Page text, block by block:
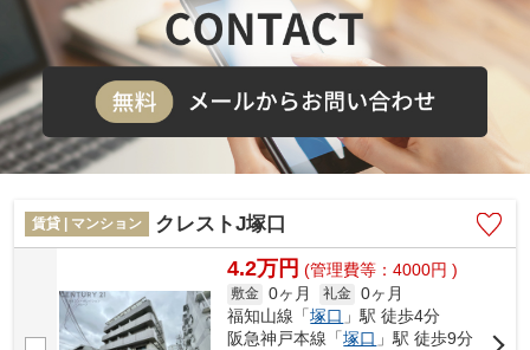
賃貸 | マンション クレストJ塚口
4.2万円 (管理費等：4000円 )
敷金 0ヶ月 礼金 0ヶ月
福知山線「塚口 」駅 徒歩4分
阪急神戸本線「塚口 」駅 徒歩9分